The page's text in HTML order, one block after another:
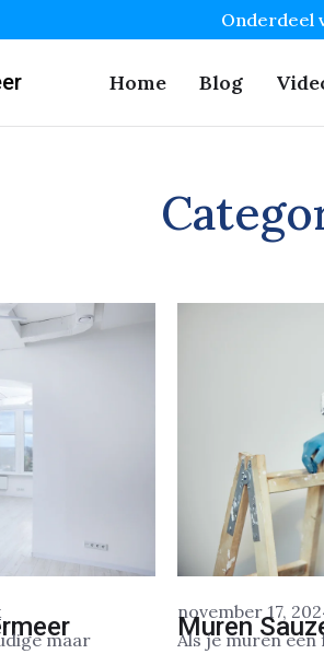
Onderdeel
Home Blog
maar
november 17,
Muren
Als je muren